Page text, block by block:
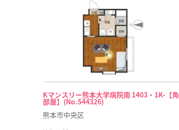
Kマンスリー熊本大学病院南 1403・1K-【角
部屋】(No.544326)
熊本市中央区